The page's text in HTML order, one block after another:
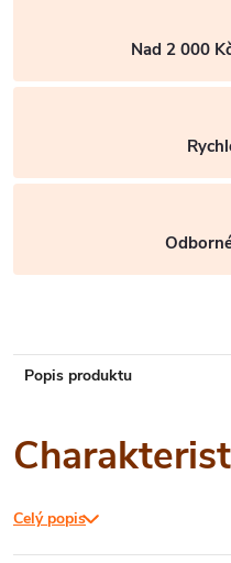
Nad 2 000
Popis produktu
SUBSTRAL kapsle jsou
Celý popis